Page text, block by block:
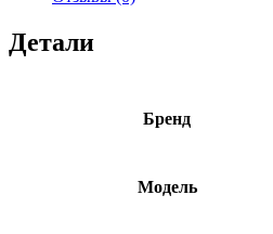
Детали
Бренд
Модель